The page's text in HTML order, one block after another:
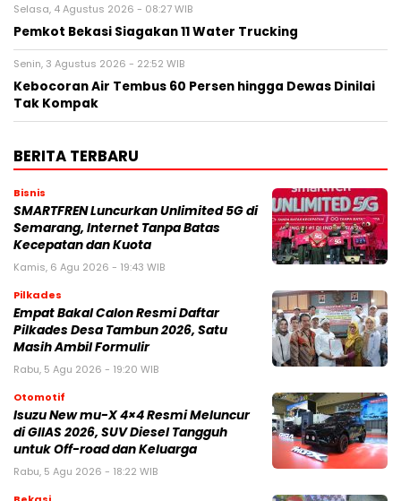
Selasa, 4 Agustus 2026 - 08:27 WIB
Pemkot Bekasi Siagakan 11 Water Trucking
Senin, 3 Agustus 2026 - 22:52 WIB
Kebocoran Air Tembus 60 Persen hingga Dewas Dinilai
Tak Kompak
BERITA TERBARU
Bisnis
SMARTFREN Luncurkan Unlimited 5G di
Semarang, Internet Tanpa Batas
Kecepatan dan Kuota
Kamis, 6 Agu 2026 - 19:43 WIB
Pilkades
Empat Bakal Calon Resmi Daftar
Pilkades Desa Tambun 2026, Satu
Masih Ambil Formulir
Rabu, 5 Agu 2026 - 19:20 WIB
Otomotif
Isuzu New mu-X 4×4 Resmi Meluncur
di GIIAS 2026, SUV Diesel Tangguh
untuk Off-road dan Keluarga
Rabu, 5 Agu 2026 - 18:22 WIB